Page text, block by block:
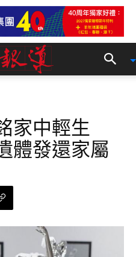
家中輕生
體發還家屬